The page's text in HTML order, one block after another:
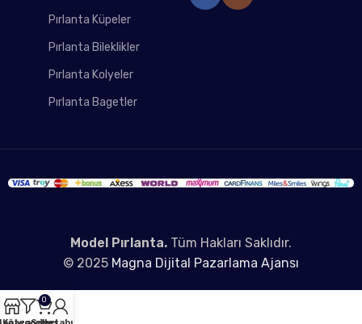
Pırlanta Küpeler
Pırlanta Bileklikler
Pırlanta Kolyeler
Pırlanta Bagetler
Model Pırlanta.Tüm Hakları Saklıdır.
© 2025 Magna Dijital Pazarlama Ajansı
0